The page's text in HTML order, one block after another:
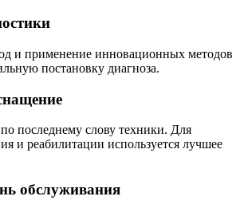
и применение инновационных методов
постановку диагноза.
последнему слову техники. Для
и реабилитации используется лучшее
обслуживания